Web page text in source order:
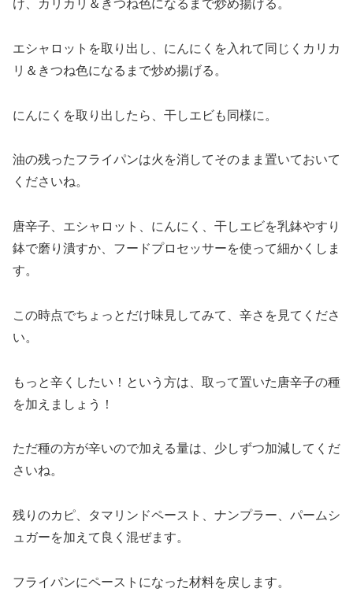
け、カリカリ＆きつね色になるまで炒め揚げる。
エシャロットを取り出し、にんにくを入れて同じくカリカ
リ＆きつね色になるまで炒め揚げる。
にんにくを取り出したら、干しエビも同様に。
油の残ったフライパンは火を消してそのまま置いておいて
くださいね。
唐辛子、エシャロット、にんにく、干しエビを乳鉢やすり
鉢で磨り潰すか、フードプロセッサーを使って細かくしま
す。
この時点でちょっとだけ味見してみて、辛さを見てくださ
い。
もっと辛くしたい！という方は、取って置いた唐辛子の種
を加えましょう！
ただ種の方が辛いので加える量は、少しずつ加減してくだ
さいね。
残りのカピ、タマリンドペースト、ナンプラー、パームシ
ュガーを加えて良く混ぜます。
フライパンにペーストになった材料を戻します。